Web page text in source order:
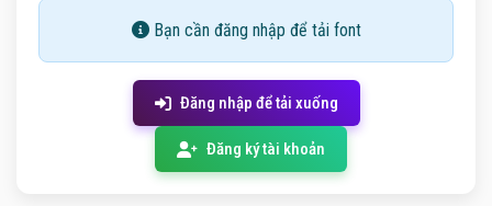
Bạn cần đăng nhập để tải font
Đăng nhập để tải xuống
Đăng ký tài khoản